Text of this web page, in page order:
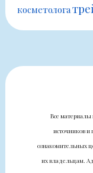
косметолога
Все материалы
источников и
ознакомительных
их владельцам.